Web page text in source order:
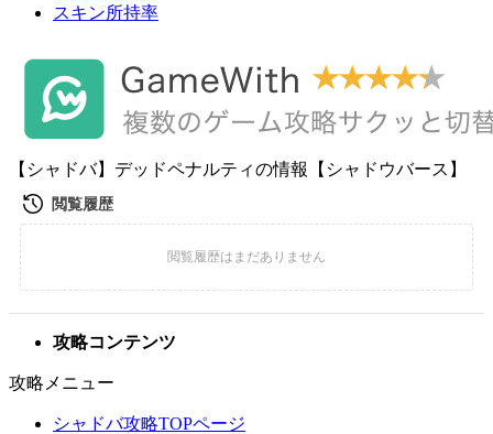
スキン所持率
【シャドバ】デッドペナルティの情報【シャドウバース】
攻略コンテンツ
攻略メニュー
シャドバ攻略TOPページ